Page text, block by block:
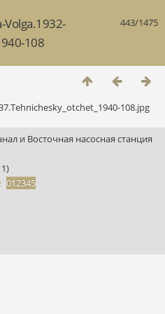
443/1475
Volga.1932-
108
и Восточная насосная станция